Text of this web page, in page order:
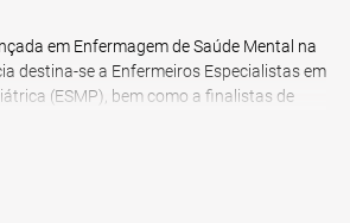
em Enfermagem de Saúde Mental na
destina-se a Enfermeiros Especialistas em
(ESMP), bem como a finalistas de